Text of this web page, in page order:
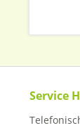
Service